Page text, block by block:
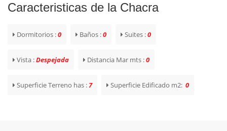
Caracteristicas de la Chacra
Dormitorios :0 Baños :0 Suites :0
Vista :Despejada Distancia Mar mts :0
Superficie Terreno has :7 Superficie Edificado m2: 0